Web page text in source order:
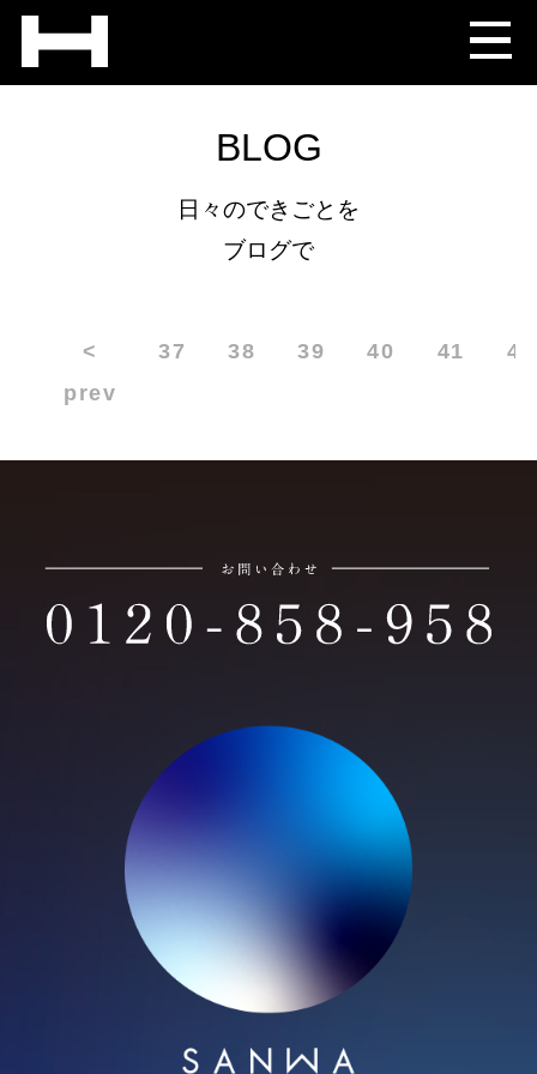
BLOG
日々のできごとを
ブログで
<
prev
37 38 39 40 41 42